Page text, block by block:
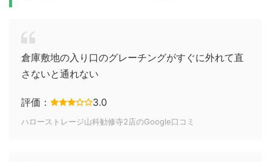
倉庫敷地の入り口のグレーチングがすぐに外れて直
さないと通れない
評価： 3.0
ハローストレージ山科勧修寺2店のGoogle口コミ